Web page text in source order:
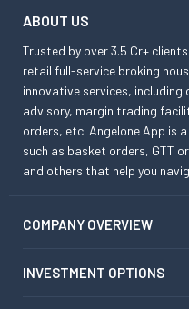
ABOUT US
Trusted by over 3.5 Cr+
retail full-service broking
innovative services,
advisory, margin trading
orders, etc. Angelone App is
such as basket orders, GTT
and others that help you
COMPANY OVERVIEW
INVESTMENT OPTIONS